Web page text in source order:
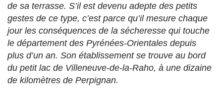
de sa terrasse. S’il est devenu adepte des petits
gestes de ce type, c’est parce qu’il mesure chaque
jour les conséquences de la sécheresse qui touche
le département des Pyrénées-Orientales depuis
plus d’un an. Son établissement se trouve au bord
du petit lac de Villeneuve-de-la-Raho, à une dizaine
de kilomètres de Perpignan.